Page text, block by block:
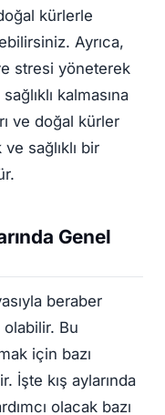
kürlerle
Ayrıca,
stresi yöneterek
kalmasına
ve doğal kürler
sağlıklı bir
Genel
beraber
olabilir. Bu
için bazı
İşte kış aylarında
olacak bazı